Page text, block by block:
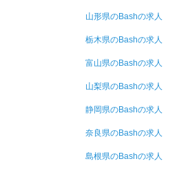
山形県のBashの求人
栃木県のBashの求人
富山県のBashの求人
山梨県のBashの求人
静岡県のBashの求人
奈良県のBashの求人
島根県のBashの求人